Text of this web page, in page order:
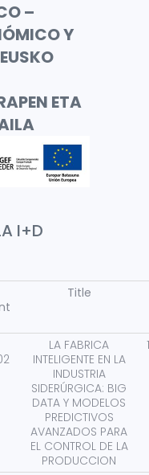
–
Y
ETA
I+D
Title
LA FABRICA
INTELIGENTE EN LA
INDUSTRIA
SIDERÚRGICA: BIG
DATA Y MODELOS
PREDICTIVOS
AVANZADOS PARA
EL CONTROL DE LA
PRODUCCION